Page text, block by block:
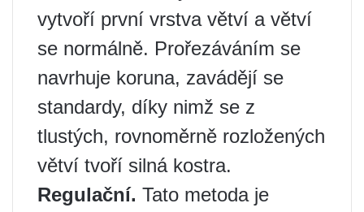
vytvoří první vrstva větví a větví
se normálně. Prořezáváním se
navrhuje koruna, zavádějí se
standardy, díky nimž se z
tlustých, rovnoměrně rozložených
větví tvoří silná kostra.
Regulační. Tato metoda je